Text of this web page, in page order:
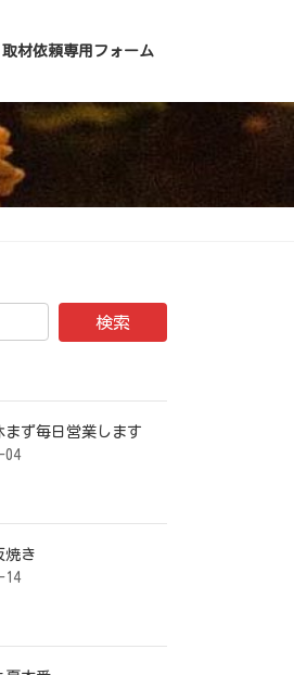
取材依頼専用フォーム
まず毎日営業します️
04
き
14